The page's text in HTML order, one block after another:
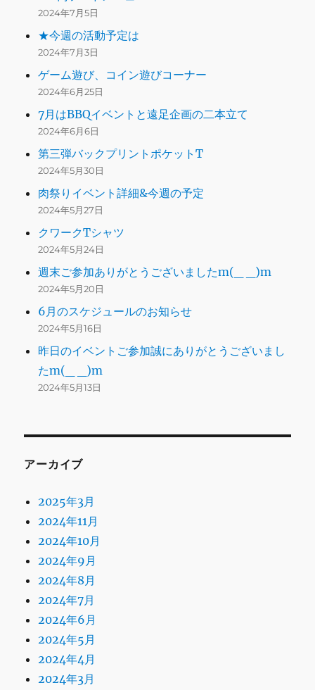
2024年7月5日
★今週の活動予定は
2024年7月3日
ゲーム遊び、コイン遊びコーナー
2024年6月25日
7月はBBQイベントと遠足企画の二本立て
2024年6月6日
第三弾バックプリントポケットT
2024年5月30日
肉祭りイベント詳細&今週の予定
2024年5月27日
クワークTシャツ
2024年5月24日
週末ご参加ありがとうございましたm(_ _)m
2024年5月20日
6月のスケジュールのお知らせ
2024年5月16日
昨日のイベントご参加誠にありがとうございまし
たm(_ _)m
2024年5月13日
アーカイブ
2025年3月
2024年11月
2024年10月
2024年9月
2024年8月
2024年7月
2024年6月
2024年5月
2024年4月
2024年3月